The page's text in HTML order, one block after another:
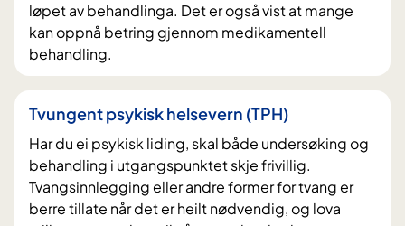
løpet av behandlinga. Det er også vist at mange
kan oppnå betring gjennom medikamentell
behandling.
Tvungent psykisk helsevern (TPH)
Har du ei psykisk liding, skal både undersøking og
behandling i utgangspunktet skje frivillig.
Tvangsinnlegging eller andre former for tvang er
berre tillate når det er heilt nødvendig, og lova